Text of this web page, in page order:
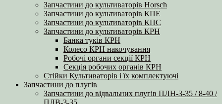
Запчастини до культиваторів Horsch
Запчастини до культиваторів КПЕ
Запчастини до культиваторів КПС
Запчастини до культиваторів КРН
Банка туків КРН
Колесо КРН накочування
Робочі органи секції КРН
Секція робочих органів КРН
Стійки Культиваторів і їх комплектуючі
Запчастини до плугів
Запчастини до відвальних плугів ПЛН-3-35 / 8-40 /
ПЛВ-3-35